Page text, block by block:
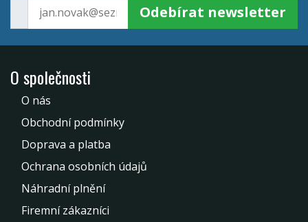
Odebírat newsletter
O společnosti
O nás
Obchodní podmínky
Doprava a platba
Ochrana osobních údajů
Náhradní plnění
Firemní zákazníci